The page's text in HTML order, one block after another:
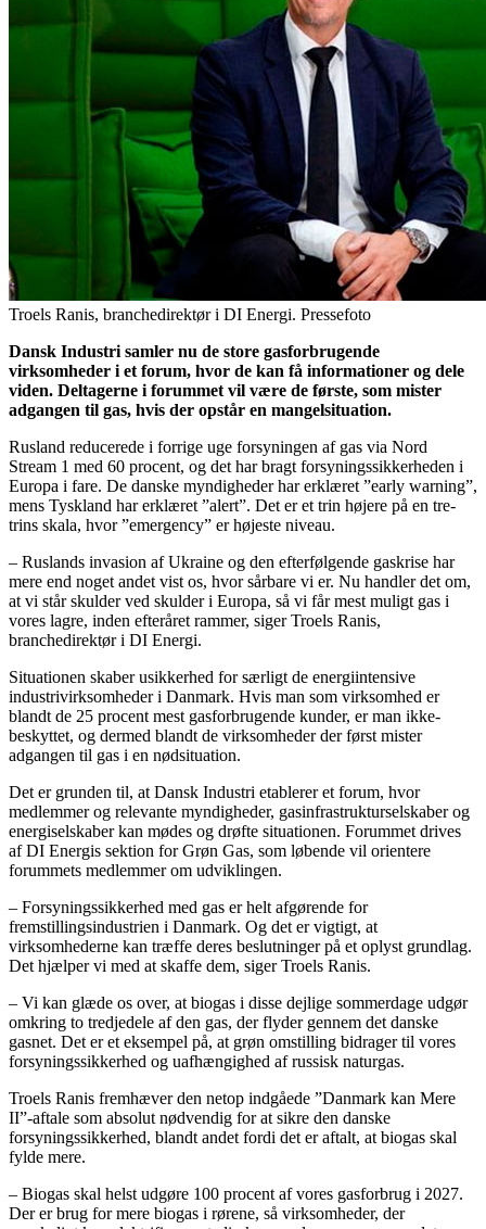
Troels Ranis, branchedirektør i DI Energi. Pressefoto
Dansk Industri samler nu de store gasforbrugende
virksomheder i et forum, hvor de kan få informationer og dele
viden. Deltagerne i forummet vil være de første, som mister
adgangen til gas, hvis der opstår en mangelsituation.
Rusland reducerede i forrige uge forsyningen af gas via Nord
Stream 1 med 60 procent, og det har bragt forsyningssikkerheden i
Europa i fare. De danske myndigheder har erklæret ”early warning”,
mens Tyskland har erklæret ”alert”. Det er et trin højere på en tre-
trins skala, hvor ”emergency” er højeste niveau.
– Ruslands invasion af Ukraine og den efterfølgende gaskrise har
mere end noget andet vist os, hvor sårbare vi er. Nu handler det om,
at vi står skulder ved skulder i Europa, så vi får mest muligt gas i
vores lagre, inden efteråret rammer, siger Troels Ranis,
branchedirektør i DI Energi.
Situationen skaber usikkerhed for særligt de energiintensive
industrivirksomheder i Danmark. Hvis man som virksomhed er
blandt de 25 procent mest gasforbrugende kunder, er man ikke-
beskyttet, og dermed blandt de virksomheder der først mister
adgangen til gas i en nødsituation.
Det er grunden til, at Dansk Industri etablerer et forum, hvor
medlemmer og relevante myndigheder, gasinfrastrukturselskaber og
energiselskaber kan mødes og drøfte situationen. Forummet drives
af DI Energis sektion for Grøn Gas, som løbende vil orientere
forummets medlemmer om udviklingen.
– Forsyningssikkerhed med gas er helt afgørende for
fremstillingsindustrien i Danmark. Og det er vigtigt, at
virksomhederne kan træffe deres beslutninger på et oplyst grundlag.
Det hjælper vi med at skaffe dem, siger Troels Ranis.
– Vi kan glæde os over, at biogas i disse dejlige sommerdage udgør
omkring to tredjedele af den gas, der flyder gennem det danske
gasnet. Det er et eksempel på, at grøn omstilling bidrager til vores
forsyningssikkerhed og uafhængighed af russisk naturgas.
Troels Ranis fremhæver den netop indgåede ”Danmark kan Mere
II”-aftale som absolut nødvendig for at sikre den danske
forsyningssikkerhed, blandt andet fordi det er aftalt, at biogas skal
fylde mere.
– Biogas skal helst udgøre 100 procent af vores gasforbrug i 2027.
Der er brug for mere biogas i rørene, så virksomheder, der